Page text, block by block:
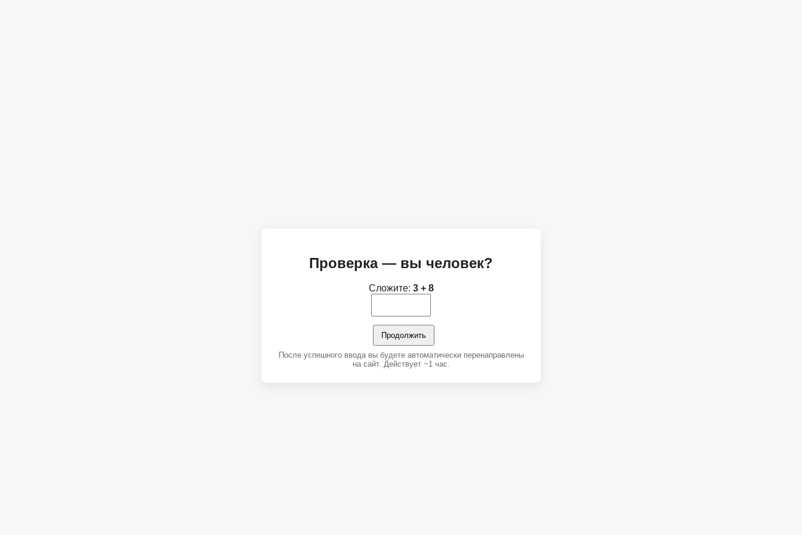
Проверка — вы человек?
Сложите: 3 + 8
Продолжить
После успешного ввода вы будете автоматически перенаправлены
на сайт. Действует ~1 час.